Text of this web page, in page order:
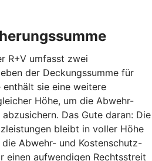
R+V umfasst zwei
der Deckungssumme für
enthält sie eine weitere
Höhe, um die Abwehr-
Das Gute daran: Die
bleibt in voller Höhe
Abwehr- und Kostenschutz-
einen aufwendigen Rechtsstreit